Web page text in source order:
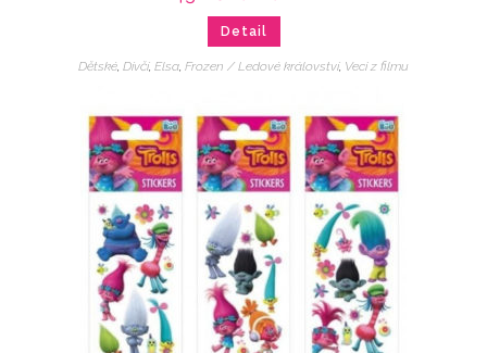
Detail
Dětské Dívčí, Elsa Frozen / Ledové království, Veci z filmu